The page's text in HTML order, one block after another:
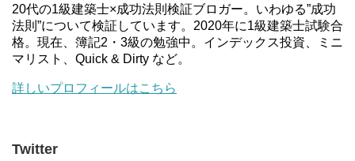
20代の1級建築士×成功法則検証ブロガー。いわゆる”成功
法則”について検証しています。2020年に1級建築士試験合
格。現在、簿記2・3級の勉強中。インデックス投資、ミニ
マリスト、Quick & Dirty など。
詳しいプロフィールはこちら
Twitter